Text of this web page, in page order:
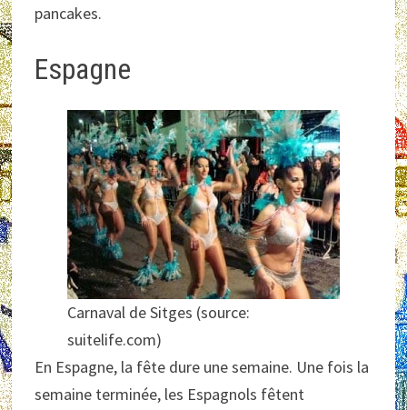
pancakes.
Espagne
Carnaval de Sitges (source:
suitelife.com)
En Espagne, la fête dure une semaine. Une fois la
semaine terminée, les Espagnols fêtent